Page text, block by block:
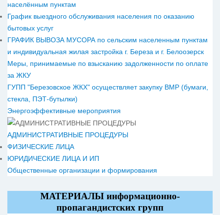
населённым пунктам
График выездного обслуживания населения по оказанию
бытовых услуг
ГРАФИК ВЫВОЗА МУСОРА по сельским населенным пунктам
и индивидуальная жилая застройка г. Береза и г. Белоозерск
Меры, принимаемые по взысканию задолженности по оплате
за ЖКУ
ГУПП "Березовское ЖКХ" осуществляет закупку ВМР (бумаги,
стекла, ПЭТ-бутылки)
Энергоэффективные мероприятия
АДМИНИСТРАТИВНЫЕ ПРОЦЕДУРЫ
ФИЗИЧЕСКИЕ ЛИЦА
ЮРИДИЧЕСКИЕ ЛИЦА И ИП
Общественные организации и формирования
МАТЕРИАЛЫ информационно-
пропагандистских групп